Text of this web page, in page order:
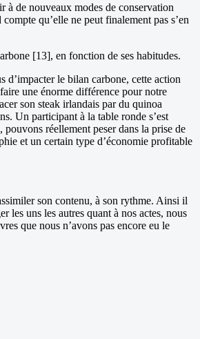
à de nouveaux modes de conservation
qu’elle ne peut finalement pas s’en
[13], en fonction de ses habitudes.
d’impacter le bilan carbone, cette action
une énorme différence pour notre
son steak irlandais par du quinoa
Un participant à la table ronde s’est
réellement peser dans la prise de
et un certain type d’économie profitable
son contenu, à son rythme. Ainsi il
les uns les autres quant à nos actes, nous
que nous n’avons pas encore eu le